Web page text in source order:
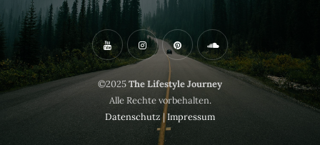
©2025The Lifestyle Journey
Alle Rechte vorbehalten.
Datenschutz|Impressum